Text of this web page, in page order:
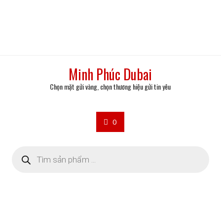
Minh Phúc Dubai
Chọn mặt gửi vàng, chọn thương hiệu gửi tin yêu
0
kiếm
sản